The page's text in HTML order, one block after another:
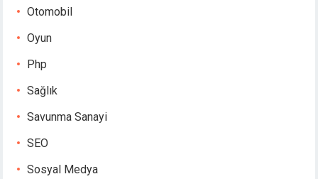
Otomobil
Oyun
Php
Sağlık
Savunma Sanayi
SEO
Sosyal Medya